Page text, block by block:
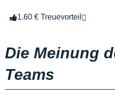
1.60 € Treuevorteil
Die Meinung
Teams